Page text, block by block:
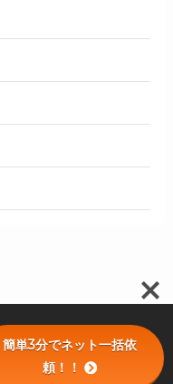
者情報
簡単3分でネット一括依
頼！！